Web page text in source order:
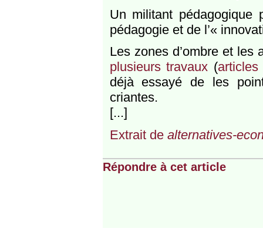
Un militant
pédagogie et de l’«
Les zones d’ombre et
plusieurs travaux (articles
déjà essayé de les
criantes.
[...]
Extrait de alternatives-
Répondre à cet article